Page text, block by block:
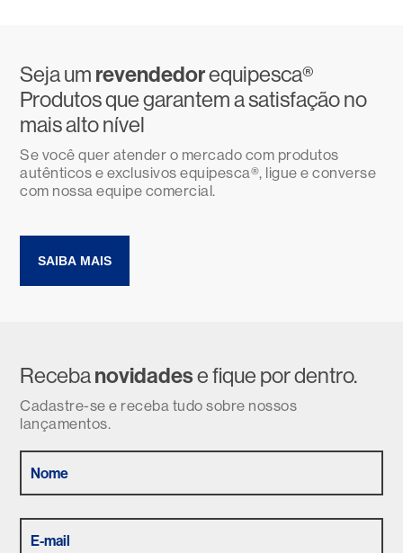
Seja um revendedorequipesca®
Produtos que garantem a satisfação no
mais alto nível
Se você quer atender o mercado com produtos
autênticos e exclusivos equipesca®, ligue e converse
com nossa equipe comercial.
SAIBA MAIS
Recebanovidadese fique por dentro.
Cadastre-se e receba tudo sobre nossos
lançamentos.